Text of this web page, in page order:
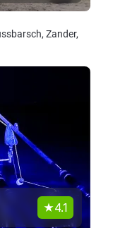
Zander,
4.1